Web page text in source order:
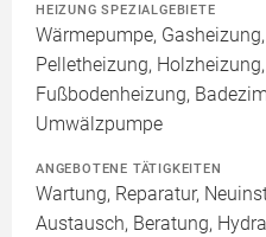
HEIZUNG SPEZIALGEBIETE
Wärmepumpe,
Pelletheizung,
Fußbodenheizung,
Umwälzpumpe
ANGEBOTENE TÄTIGKEITEN
Wartung, Reparatur,
Austausch, Beratung,